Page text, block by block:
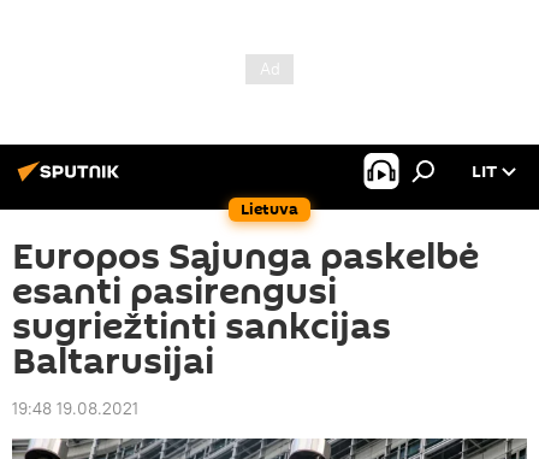
Lietuva
LIT
Europos Sąjunga paskelbė
esanti pasirengusi
sugriežtinti sankcijas
Baltarusijai
19:48 19.08.2021